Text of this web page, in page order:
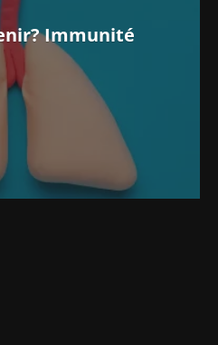
Immunité